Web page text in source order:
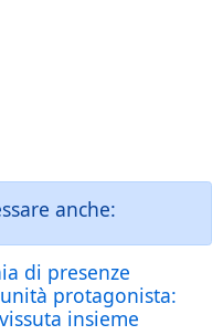
anche:
di presenze
protagonista:
insieme